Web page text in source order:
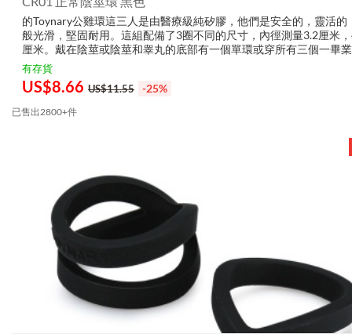
的Toynary公雞環這三人是由醫療級純矽膠，他們是安全的，靈活的
般光滑，堅固耐用。這組配備了3圈不同的尺寸，內徑測量3.2厘米
厘米。戴在陰莖或陰莖和睾丸的底部有一個單環或穿所有三個一畢
有助於性能力。軟和普通版，可為您自己的喜好和選擇。 ? - 集3環 -
同尺寸...
有存貨
US$8.66 US$11.55 -25%
已售出2800+件